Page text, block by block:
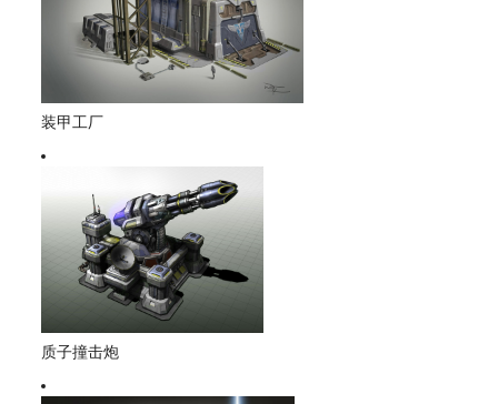
装甲工厂
质子撞击炮